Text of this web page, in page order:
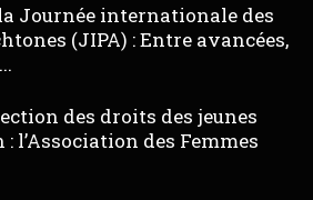
Journée internationale des
(JIPA) : Entre avancées,
des droits des jeunes
l’Association des Femmes